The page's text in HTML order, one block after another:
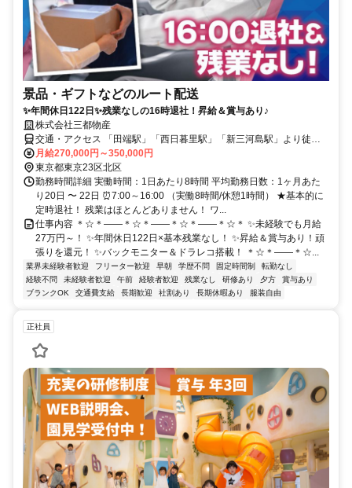
景品・ギフトなどのルート配送
✨年間休日122日✨残業なしの16時退社！昇給＆賞与あり♪
株式会社三都物産
交通・アクセス 「田端駅」「西日暮里駅」「新三河島駅」より徒歩
10分、「赤土小学校前駅」より徒歩7分
月給270,000円～350,000円
東京都東京23区北区
勤務時間詳細 実働時間：1日あたり8時間 平均勤務日数：1ヶ月あた
り20日 〜 22日 ⏰7:00～16:00 （実働8時間/休憩1時間） ★基本的に
定時退社！ 残業はほとんどありません！ ワ...
仕事内容 ＊☆＊――＊☆＊――＊☆＊――＊☆＊ ✨未経験でも月給
27万円～！ ✨年間休日122日×基本残業なし！ ✨昇給＆賞与あり！頑
張りを還元！ ✨バックモニター＆ドラレコ搭載！ ＊☆＊――＊☆...
業界未経験者歓迎 フリーター歓迎 早朝 学歴不問 固定時間制
転勤なし
経験不問
未経験者歓迎 午前 経験者歓迎 残業なし 研修あり 夕方
賞与あり
ブランクOK
交通費支給 長期歓迎 社割あり 長期休暇あり 服装自由
正社員